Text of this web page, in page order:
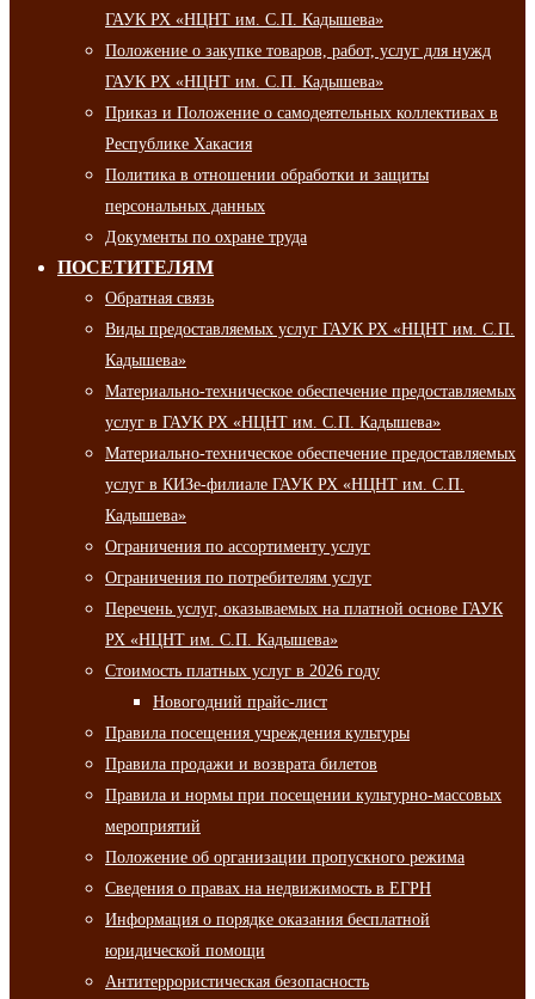
ГАУК РХ «НЦНТ им. С.П. Кадышева»
Положение о закупке товаров, работ, услуг для нужд
ГАУК РХ «НЦНТ им. С.П. Кадышева»
Приказ и Положение о самодеятельных коллективах в
Республике Хакасия
Политика в отношении обработки и защиты
персональных данных
Документы по охране труда
ПОСЕТИТЕЛЯМ
Обратная связь
Виды предоставляемых услуг ГАУК РХ «НЦНТ им. С.П.
Кадышева»
Материально-техническое обеспечение предоставляемых
услуг в ГАУК РХ «НЦНТ им. С.П. Кадышева»
Материально-техническое обеспечение предоставляемых
услуг в КИЗе-филиале ГАУК РХ «НЦНТ им. С.П.
Кадышева»
Ограничения по ассортименту услуг
Ограничения по потребителям услуг
Перечень услуг, оказываемых на платной основе ГАУК
РХ «НЦНТ им. С.П. Кадышева»
Стоимость платных услуг в 2026 году
Новогодний прайс-лист
Правила посещения учреждения культуры
Правила продажи и возврата билетов
Правила и нормы при посещении культурно-массовых
мероприятий
Положение об организации пропускного режима
Сведения о правах на недвижимость в ЕГРН
Информация о порядке оказания бесплатной
юридической помощи
Антитеррористическая безопасность